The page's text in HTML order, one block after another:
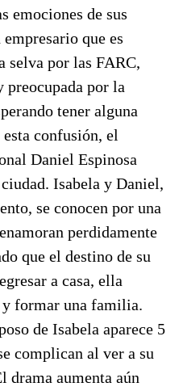
emociones de sus
que es
selva por las FARC,
preocupada por la
tener alguna
confusión, el
Daniel Espinosa
Isabela y Daniel,
se conocen por una
perdidamente
que el destino de su
a casa, ella
y formar una familia.
de Isabela aparece 5
complican al ver a su
drama aumenta aún